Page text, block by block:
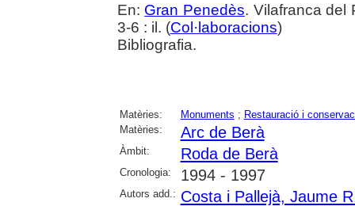
En: Gran Penedès. Vilafranca del
3-6 : il. (Col·laboracions)
Bibliografia.
Matèries: Monuments ; Restauració i
Matèries:
Arc de Berà
Àmbit: Roda de Berà
Cronologia: 1994 - 1997
Autors add.: Costa i Pallejà, Jaume